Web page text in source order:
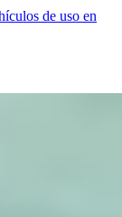
de uso en